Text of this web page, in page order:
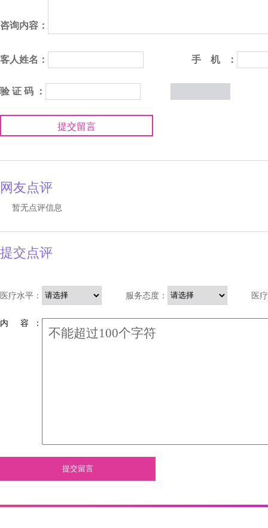
咨询内容：
客人姓名： 手 机 ：
验 证 码 ：
提交留言
网友点评
暂无点评信息
提交点评
医疗水平： 服务态度： 医
内 容 ：
提交留言